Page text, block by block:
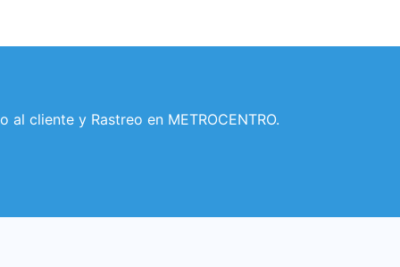
al cliente y Rastreo en METROCENTRO.